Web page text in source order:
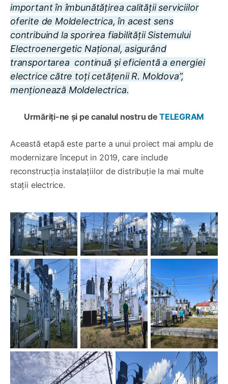
important în îmbunătățirea calității serviciilor
oferite de Moldelectrica, în acest sens
contribuind la sporirea fiabilității Sistemului
Electroenergetic Național, asigurând
transportarea continuă și eficientă a energiei
electrice către toți cetățenii R. Moldova”,
menționează Moldelectrica.
Urmăriți-ne și pe canalul nostru deTELEGRAM
Această etapă este parte a unui proiect mai amplu de
modernizare început in 2019, care include
reconstrucția instalațiilor de distribuție la mai multe
stații electrice.